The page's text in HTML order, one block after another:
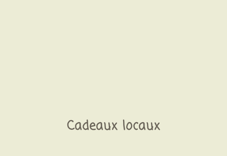
Cadeaux locaux